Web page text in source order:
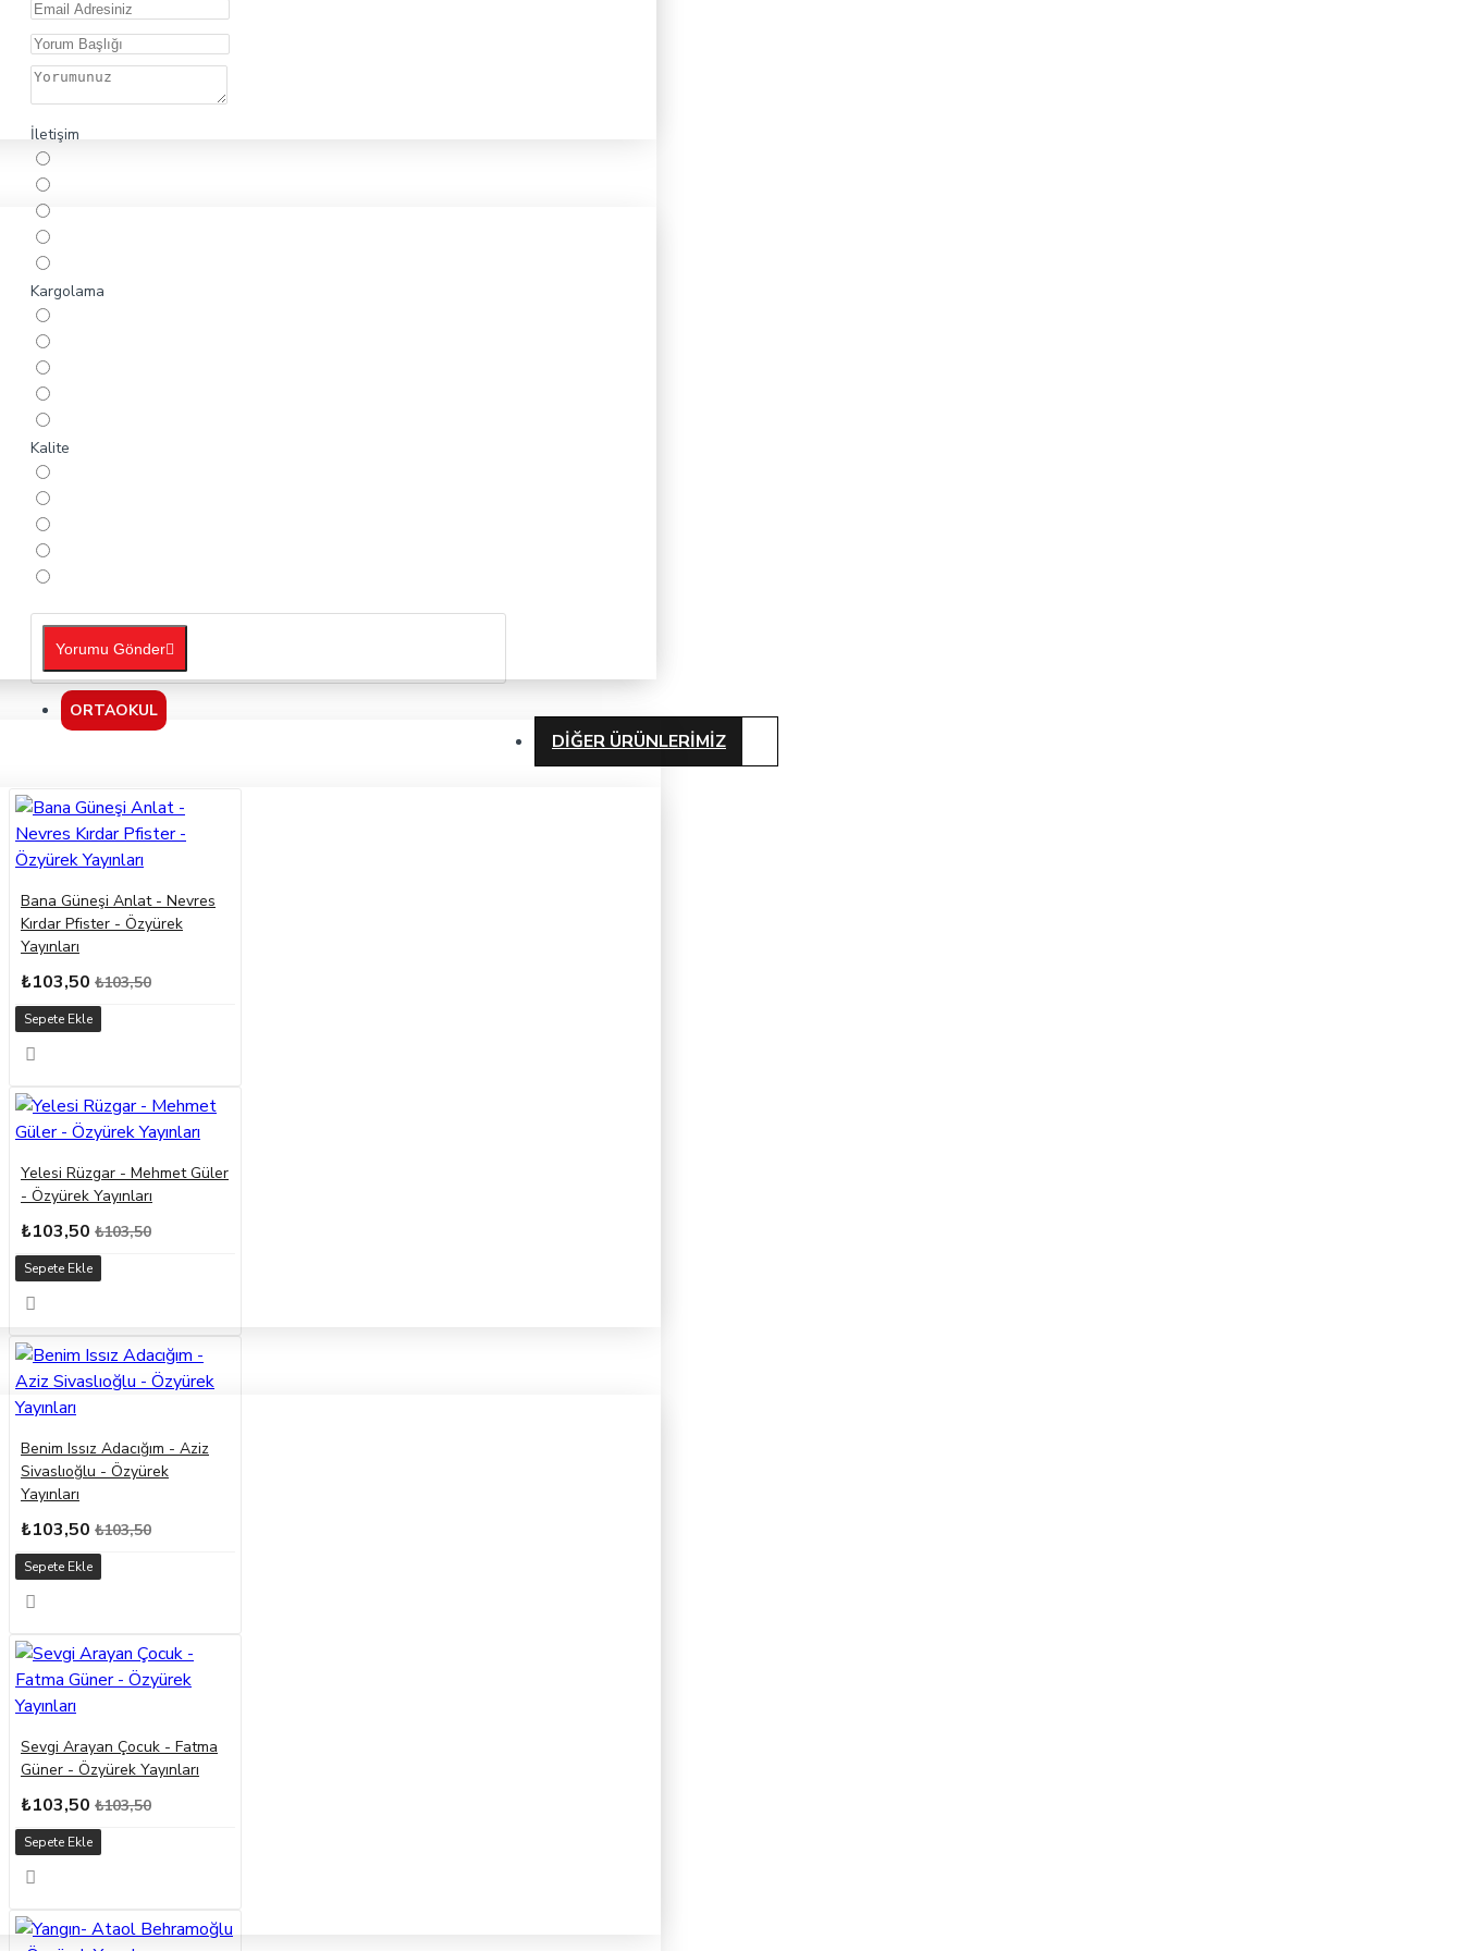
ORTAOKUL
İletişim
Kargolama
Kalite
Yorumu Gönder
DIĞER ÜRÜNLERIMIZ
Bana Güneşi Anlat - Nevres
Kırdar Pfister - Özyürek
Yayınları
₺103,50 ₺103,50
Sepete Ekle
Yelesi Rüzgar - Mehmet Güler
- Özyürek Yayınları
₺103,50 ₺103,50
Sepete Ekle
Benim Issız Adacığım - Aziz
Sivaslıoğlu - Özyürek
Yayınları
₺103,50 ₺103,50
Sepete Ekle
Sevgi Arayan Çocuk - Fatma
Güner - Özyürek Yayınları
₺103,50 ₺103,50
Sepete Ekle